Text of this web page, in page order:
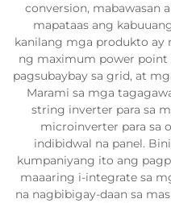
conversion, mabawasan
mapataas ang
kanilang mga produkto ay
ng maximum power point
pagsubaybay sa grid, at
Marami sa mga
string inverter para sa
microinverter para sa
indibidwal na panel.
kumpaniyang ito ang
maaaring i-integrate sa
na nagbibigay-daan sa